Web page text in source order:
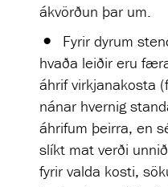
ákvörðun þar um.
Fyrir dyrum
hvaða leiðir eru
áhrif virkjanakosta
nánar hvernig
áhrifum þeirra, en
slíkt mat verði
fyrir valda kosti,